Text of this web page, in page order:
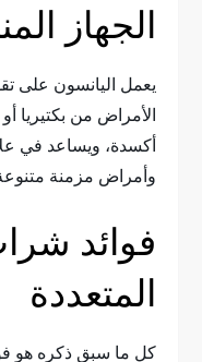
الجهاز
يعمل اليانسون على
الأمراض من بكتيريا
أكسدة، ويساعد في
وأمراض مزمنة
فوائد
المتعددة
كل ما سبق ذكره هو